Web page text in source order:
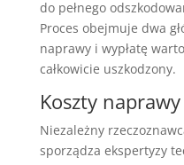
do pełnego
Proces obejmuje dwa
naprawy i wypłatę
całkowicie uszkodzony.
Koszty
Niezależny
sporządza ekspertyzy